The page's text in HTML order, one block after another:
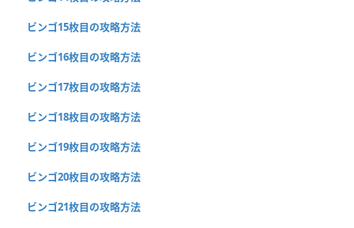
ビンゴ15枚目の攻略方法
ビンゴ16枚目の攻略方法
ビンゴ17枚目の攻略方法
ビンゴ18枚目の攻略方法
ビンゴ19枚目の攻略方法
ビンゴ20枚目の攻略方法
ビンゴ21枚目の攻略方法